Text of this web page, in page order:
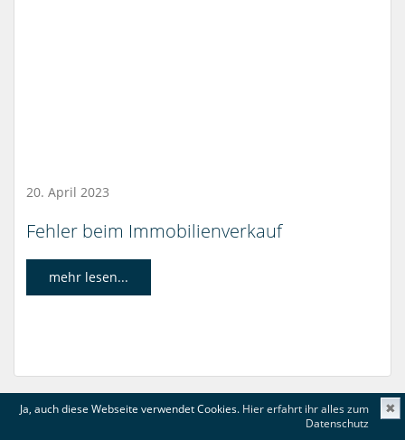
Ja, auch diese Webseite verwendet Cookies. Hier erfahrt ihr alles zum
Datenschutz
✖
20. April 2023
Fehler beim Immobilienverkauf
mehr lesen...